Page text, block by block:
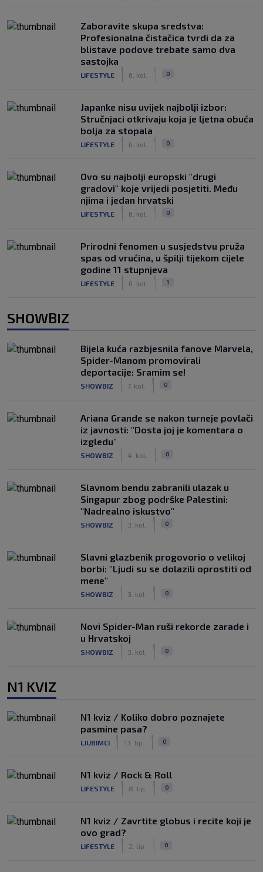
Zaboravite skupa sredstva:
Profesionalna čistačica tvrdi da za
blistave podove trebate samo dva
sastojka
LIFESTYLE 6. kol. 0
Japanke nisu uvijek najbolji izbor:
Stručnjaci otkrivaju koja je ljetna obuća
bolja za stopala
LIFESTYLE 6. kol. 0
Ovo su najbolji europski "drugi
gradovi" koje vrijedi posjetiti. Među
njima i jedan hrvatski
LIFESTYLE 6. kol. 0
Prirodni fenomen u susjedstvu pruža
spas od vrućina, u špilji tijekom cijele
godine 11 stupnjeva
LIFESTYLE 6. kol. 1
SHOWBIZ
Bijela kuća razbjesnila fanove Marvela,
Spider-Manom promovirali
deportacije: Sramim se!
SHOWBIZ 7. kol. 0
Ariana Grande se nakon turneje povlači
iz javnosti: "Dosta joj je komentara o
izgledu"
SHOWBIZ 4. kol. 0
Slavnom bendu zabranili ulazak u
Singapur zbog podrške Palestini:
"Nadrealno iskustvo"
SHOWBIZ 3. kol. 0
Slavni glazbenik progovorio o velikoj
borbi: "Ljudi su se dolazili oprostiti od
mene"
SHOWBIZ 3. kol. 0
Novi Spider-Man ruši rekorde zarade i
u Hrvatskoj
SHOWBIZ 3. kol. 0
N1 KVIZ
N1 kviz / Koliko dobro poznajete
pasmine pasa?
LJUBIMCI 13. lip. 0
N1 kviz / Rock & Roll
LIFESTYLE 8. lip. 0
N1 kviz / Zavrtite globus i recite koji je
ovo grad?
LIFESTYLE 2. lip. 0